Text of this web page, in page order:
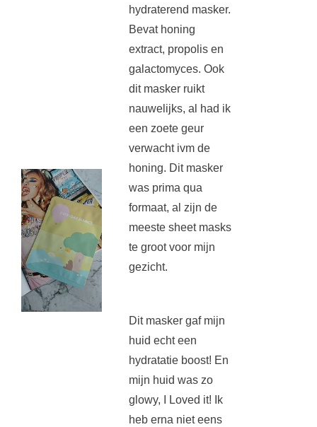
hydraterend masker.
Bevat honing
extract, propolis en
galactomyces. Ook
dit masker ruikt
nauwelijks, al had ik
een zoete geur
verwacht ivm de
honing. Dit masker
was prima qua
formaat, al zijn de
meeste sheet masks
te groot voor mijn
gezicht.
Dit masker gaf mijn
huid echt een
hydratatie boost! En
mijn huid was zo
glowy, I Loved it! Ik
heb erna niet eens